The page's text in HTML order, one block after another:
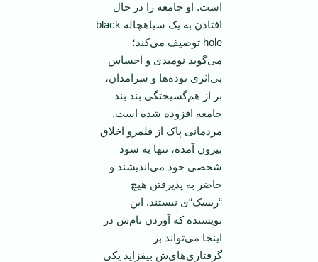
است. او جامعه را در حال
افتادن به یک سیاهچاله black
hole توصیف می‌کند؛
می‌گوید نومیدی و احساس
بی‌اثری توده‌ها و سرامدان،
بر از هم‌گسیختگی بند بند
جامعه افزوده شده است.
مردمانی پاک از قلمرو اخلاق
بیرون آمده، تنها به سود
شخصی خود می‌اندیشند و
حاضر به پذیرفتن هیچ
“ریسک“ی نیستند. این
نویسنده که آوردن نام‌ش در
اینجا می‌تواند بر
گرفتاری‌های‌ش بیفزاید یکی